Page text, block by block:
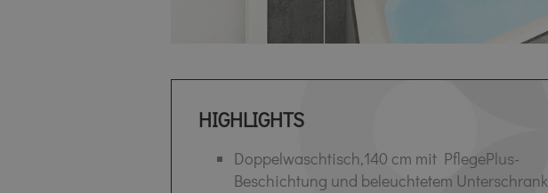
HIGHLIGHTS
Doppelwaschtisch,140 cm mit PflegePlus-
Beschichtung und beleuchtetem Unterschrank